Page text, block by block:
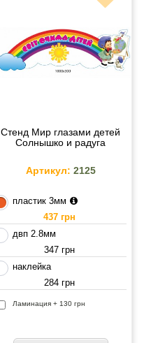
Стенд Мир глазами детей
Солнышко и радуга
Артикул: 2125
пластик 3мм
437 грн
двп 2.8мм
347 грн
наклейка
284 грн
Ламинация + 130 грн